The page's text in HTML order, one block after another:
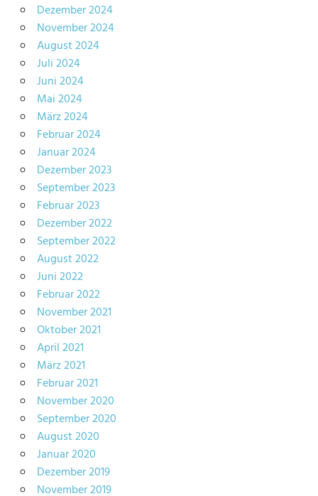
Dezember 2024
November 2024
August 2024
Juli 2024
Juni 2024
Mai 2024
März 2024
Februar 2024
Januar 2024
Dezember 2023
September 2023
Februar 2023
Dezember 2022
September 2022
August 2022
Juni 2022
Februar 2022
November 2021
Oktober 2021
April 2021
März 2021
Februar 2021
November 2020
September 2020
August 2020
Januar 2020
Dezember 2019
November 2019